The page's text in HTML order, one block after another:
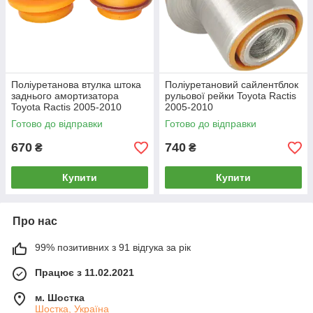
Поліуретанова втулка штока
заднього амортизатора
Toyota Ractis 2005-2010
комплект
Готово до відправки
670 ₴
Купити
Поліуретановий сайлентблок
рульової рейки Toyota Ractis
2005-2010
Готово до відправки
740 ₴
Купити
Про нас
99% позитивних з 91 відгука за рік
Працює з 11.02.2021
м. Шостка
Шостка, Україна